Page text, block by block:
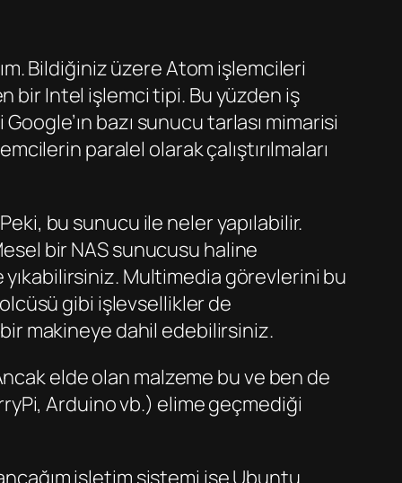
Bildiğiniz üzere Atom işlemcileri
bir Intel işlemci tipi. Bu yüzden iş
bazı sunucu tarlası mimarisi
paralel olarak çalıştırılmaları
bu sunucu ile neler yapılabilir.
bir NAS sunucusu haline
Multimedia görevlerini bu
gibi işlevsellikler de
makineye dahil edebilirsiniz.
elde olan malzeme bu ve ben de
Arduino vb.) elime geçmediği